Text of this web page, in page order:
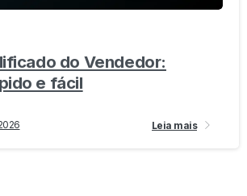
do Vendedor:
e fácil
Leia mais